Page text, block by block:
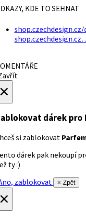
KDE TO SEHNAT
dárek pro
si zablokovat
dárek pak nekoupí
ty :)
zablokovat
× Zpět